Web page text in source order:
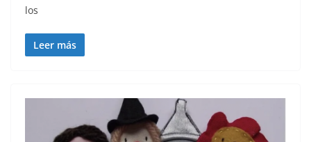
los
Leer más